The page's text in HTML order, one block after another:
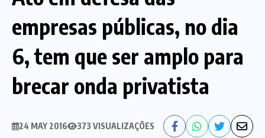
Nossa História
Agenda das atividades sindicais
Estatuto
Diretoria
Notícias
Bancos
CEF
Comunicação
empresas públicas, no dia
6, tem que ser amplo para
brecar onda privatista
24 MAY 2016 373 VISUALIZAÇÕES